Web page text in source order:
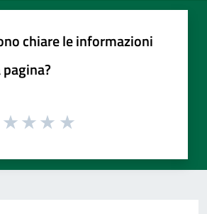
chiare le informazioni